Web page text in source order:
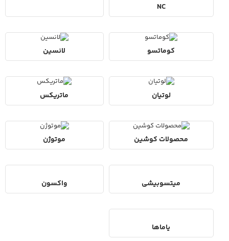
NC
کوماتسو لانسین
لوتیان ماتریکس
محصولات کوشین موتوژن
میتسوبیشی واکسون
یاماها